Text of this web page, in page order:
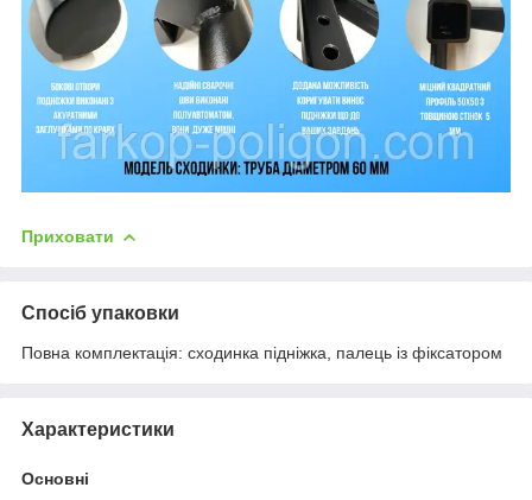
Приховати
Спосіб упаковки
Повна комплектація: сходинка підніжка, палець із фіксатором
Характеристики
Основні